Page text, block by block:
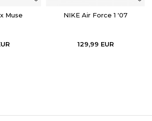
Muse NIKE Air Force 1 '07
129,99 EUR